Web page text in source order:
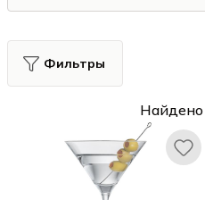
Фильтры
Найдено